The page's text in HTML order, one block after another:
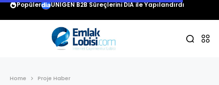
Popüler UNIGEN B2B Süreçlerini DİA ile Yapılandırdı
Home Proje Haber